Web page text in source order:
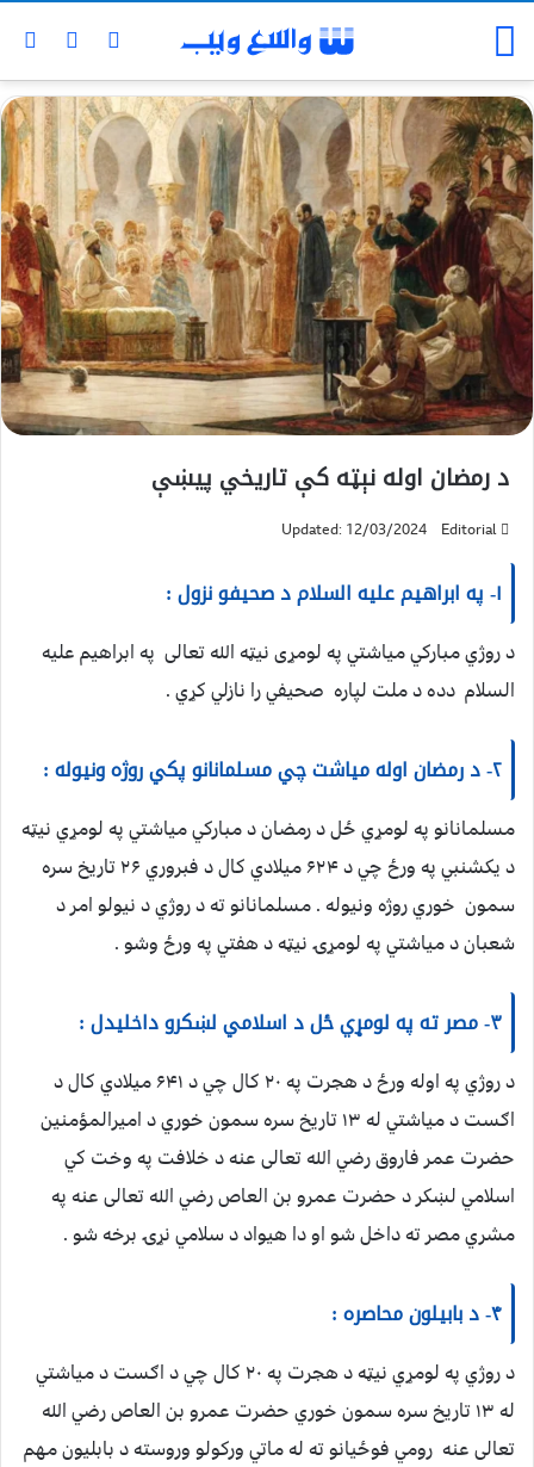
د رمضان اوله نېټه کې تاریخي پيښې
Editorial
Updated: 12/03/2024
۱- په ابراهیم علیه السلام د صحیفو نزول :
د روژي مبارکي میاشتي په لومړی نیټه الله تعالی په ابراهیم علیه
السلام دده د ملت لپاره صحیفي را نازلي کړي .
۲- د رمضان اوله میاشت چي مسلمانانو پکي روژه ونیوله :
مسلمانانو په لومړي ځل د رمضان د مبارکي میاشتي په لومړي نیټه
د یکشنبي په ورځ چي د ۶۲۴ میلادي کال د فبروري ۲۶ تاریخ سره
سمون خوري روژه ونیوله . مسلمانانو ته د روژي د نیولو امر د
شعبان د میاشتي په لومړۍ نیټه د هفتي په ورځ وشو .
۳- مصر ته په لومړي ځل د اسلامي لښکرو داخلیدل :
د روژي په اوله ورځ د هجرت په ۲۰ کال چي د ۶۴۱ میلادي کال د
اګست د میاشتي له ۱۳ تاریخ سره سمون خوري د امیرالمؤمنین
حضرت عمر فاروق رضي الله تعالی عنه د خلافت په وخت کي
اسلامي لښکر د حضرت عمرو بن العاص رضي الله تعالی عنه په
مشري مصر ته داخل شو او دا هیواد د سلامي نړۍ برخه شو .
۴- د بابیلون محاصره :
د روژي په لومړي نیټه د هجرت په ۲۰ کال چي د اګست د میاشتي
له ۱۳ تاریخ سره سمون خوري حضرت عمرو بن العاص رضي الله
تعالی عنه رومي فوځيانو ته له ماتي ورکولو وروسته د بابلیون مهم